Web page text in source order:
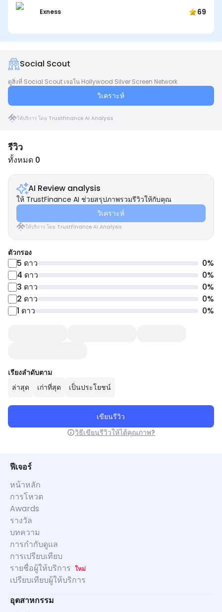
Exness 69
Social Scout
ดูสิ่งที่ Social Scout เจอใน Hollywood Silver Screen Network
วิเคราะห์
ให้บริการ โดย TrustFinance AI Analysis
รีวิว
ทั้งหมด 0
AI Review analysis
ให้ TrustFinance AI ช่วยสรุปภาพรวมรีวิวให้กับคุณ
วิเคราะห์
ให้บริการ โดย TrustFinance AI Analysis
ตัวกรอง
5 ดาว 0%
4 ดาว 0%
3 ดาว 0%
2 ดาว 0%
1 ดาว 0%
เรียงลำดับตาม
ล่าสุด
เก่าที่สุด เป็นประโยชน์
เขียนรีวิว
วิธีเขียนรีวิวให้ได้คุณภาพ?
ฟีเจอร์
หน้าหลัก
การโหวต
Awards
รางวัล
บทความ
การกำกับดูแล
การเปรียบเทียบ
รายชื่อผู้ให้บริการ ใหม่
เปรียบเทียบผู้ให้บริการ
อุตสาหกรรม